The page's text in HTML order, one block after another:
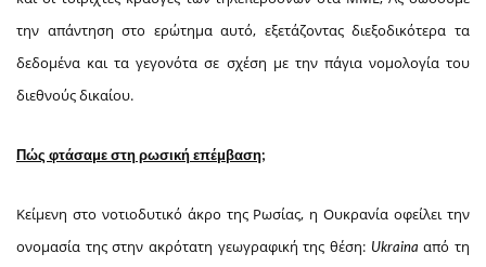
την απάντηση στο ερώτημα αυτό, εξετάζοντας διεξοδικότερα τα
δεδομένα και τα γεγονότα σε σχέση με την πάγια νομολογία του
διεθνούς δικαίου.
Πώς φτάσαμε στη ρωσική επέμβαση;
Κείμενη στο νοτιοδυτικό άκρο της Ρωσίας, η Ουκρανία οφείλει την
ονομασία της στην ακρότατη γεωγραφική της θέση: Ukraina από τη